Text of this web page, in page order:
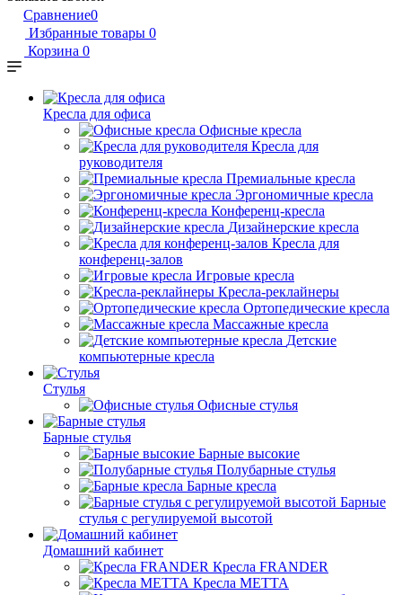
Сравнение0
Избранные товары 0
Корзина 0
Кресла для офиса
Офисные кресла
Кресла для
руководителя
Премиальные кресла
Эргономичные кресла
Конференц-кресла
Дизайнерские кресла
Кресла для
конференц-залов
Игровые кресла
Кресла-реклайнеры
Ортопедические кресла
Массажные кресла
Детские
компьютерные кресла
Стулья
Офисные стулья
Барные стулья
Барные высокие
Полубарные стулья
Барные кресла
Барные
стулья с регулируемой высотой
Домашний кабинет
Кресла FRANDER
Кресла METTA